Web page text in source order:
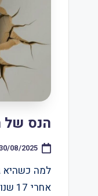
הנס של תמר
08/2025
למה כשהיא